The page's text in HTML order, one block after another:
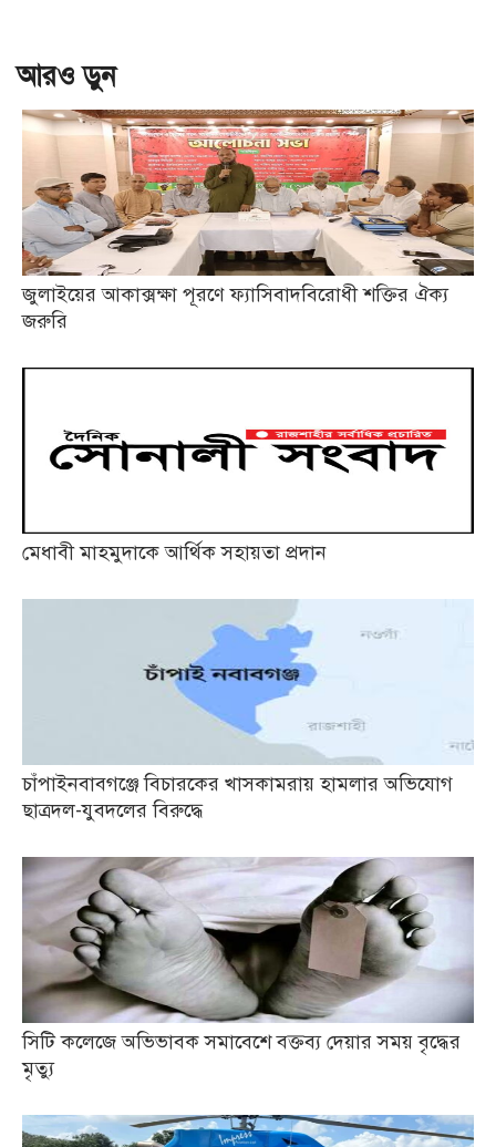
আরও ড়ুন
জুলাইয়ের আকাক্সক্ষা পূরণে ফ্যাসিবাদবিরোধী শক্তির ঐক্য
জরুরি
মেধাবী মাহমুদাকে আর্থিক সহায়তা প্রদান
চাঁপাইনবাবগঞ্জে বিচারকের খাসকামরায় হামলার অভিযোগ
ছাত্রদল-যুবদলের বিরুদ্ধে
সিটি কলেজে অভিভাবক সমাবেশে বক্তব্য দেয়ার সময় বৃদ্ধের
মৃত্যু